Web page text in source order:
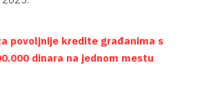
povoljnije kredite građanima s
dinara na jednom mestu